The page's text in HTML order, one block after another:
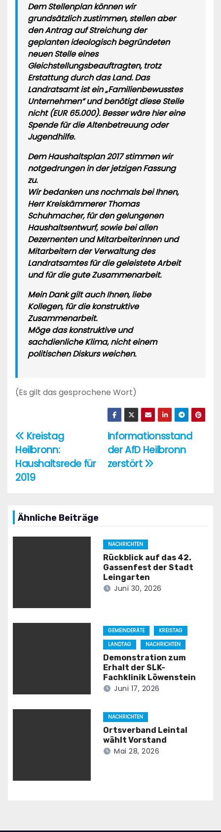
Dem Stellenplan können wir
grundsätzlich zustimmen, stellen aber
den Antrag auf Streichung der
geplanten ideologisch begründeten
neuen Stelle eines
Gleichstellungsbeauftragten, trotz
Erstattung durch das Land. Das
Landratsamt ist ein „Familienbewusstes
Unternehmen“ und benötigt diese Stelle
nicht (EUR 65.000). Besser wäre hier eine
Spende für die Altenbetreuung oder
Jugendhilfe.
Dem Haushaltsplan 2017 stimmen wir
notgedrungen in der jetzigen Fassung
zu.
Wir bedanken uns nochmals bei Ihnen,
Herr Kreiskämmerer Thomas
Schuhmacher, für den gelungenen
Haushaltsentwurf, sowie bei allen
Dezernenten und Mitarbeiterinnen und
Mitarbeitern der Verwaltung des
Landratsamtes für die geleistete Arbeit
und für die gute Zusammenarbeit.
Mein Dank gilt auch Ihnen, liebe
Kollegen, für die konstruktive
Zusammenarbeit.
Möge das konstruktive und
sachdienliche Klima, nicht einem
politischen Diskurs weichen.
(Es gilt das gesprochene Wort)
Beitragsnavigation
Informationsstand
der AfD Heilbronn
zerstört
Kreistag
Heilbronn:
Haushaltsrede für
2019
Ähnliche Beiträge
NACHRICHTEN
Rückblick auf das 42.
Gassenfest der Stadt
Leingarten
Juni 30, 2026
GEMEINDERÄTE
KREISTAG
LANDTAG
NACHRICHTEN
Demonstration zum
Erhalt der SLK-
Fachklinik Löwenstein
Juni 17, 2026
NACHRICHTEN
Ortsverband Leintal
wählt Vorstand
Mai 28, 2026